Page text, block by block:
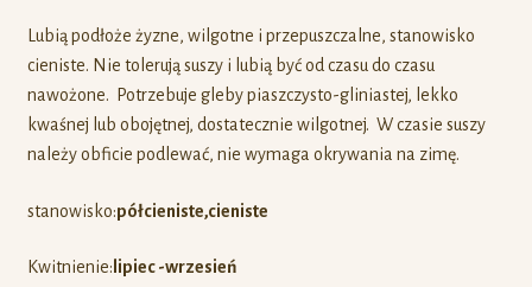
Lubią podłoże żyzne, wilgotne i przepuszczalne, stanowisko
cieniste. Nie tolerują suszy i lubią być od czasu do czasu
nawożone. Potrzebuje gleby piaszczysto-gliniastej, lekko
kwaśnej lub obojętnej, dostatecznie wilgotnej. W czasie suszy
należy obficie podlewać, nie wymaga okrywania na zimę.
stanowisko:półcieniste,cieniste
Kwitnienie: lipiec -wrzesień